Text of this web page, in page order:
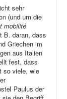
sehr
(und um die
mobilité
B. daran, dass
Griechen im
aus Italien
fest, dass
so viele, wie
Paulus der